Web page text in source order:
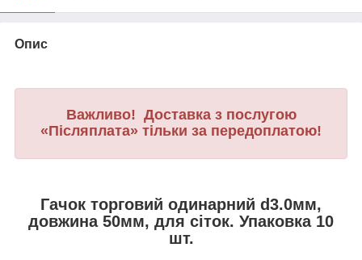
Опис
Важливо! Доставка з послугою
«Післяплата» тільки за передоплатою!
Гачок торговий одинарний d3.0мм,
довжина 50мм, для сіток. Упаковка 10
шт.